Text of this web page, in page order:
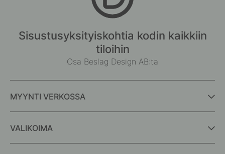
Sisustusyksityiskohtia kodin kaikkiin
tiloihin
Osa Beslag Design AB:ta
MYYNTI VERKOSSA
VALIKOIMA